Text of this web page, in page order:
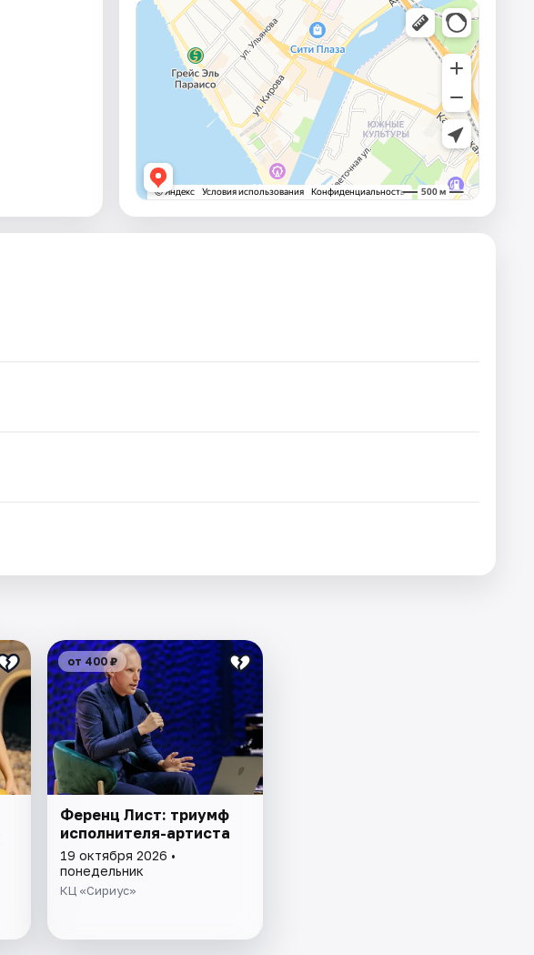
от 400 ₽
Ференц Лист: триумф
исполнителя-артиста
19 октября 2026 •
понедельник
КЦ «Сириус»